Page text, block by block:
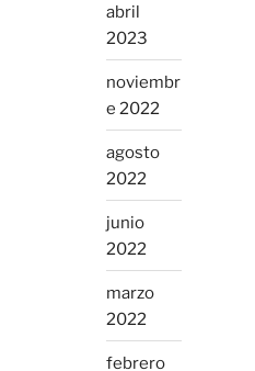
abril
2023
noviembr
e 2022
agosto
2022
junio
2022
marzo
2022
febrero